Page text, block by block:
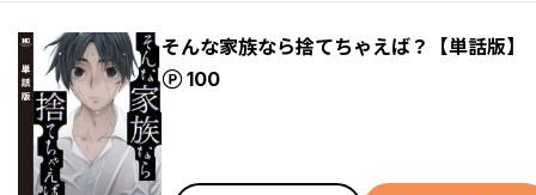
そんな家族なら捨てちゃえば？【単話版
100
ポイント